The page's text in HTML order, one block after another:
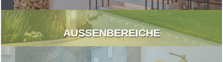
AUSSENBEREICHE